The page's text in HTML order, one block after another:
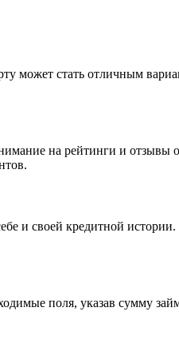
может стать отличным
на рейтинги и отзывы
и своей кредитной
поля, указав сумму